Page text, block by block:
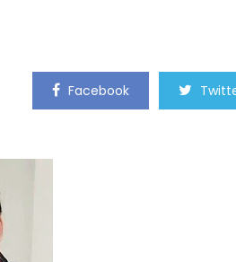
Facebook